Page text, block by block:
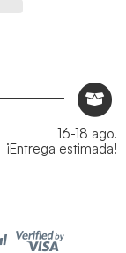
16-18 ago.
¡Entrega estimada!